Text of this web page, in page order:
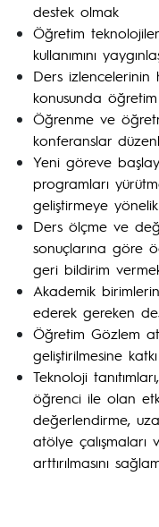
destek olmak
Öğretim
kullanımını
Ders izlencelerinin
konusunda
Öğrenme ve
konferanslar
Yeni göreve
programları
geliştirmeye
Ders ölçme ve
sonuçlarına göre
geri bildirim
Akademik
ederek gereken
Öğretim Gözlem
geliştirilmesine
Teknoloji
öğrenci ile olan
değerlendirme,
atölye çalışmaları
arttırılmasını